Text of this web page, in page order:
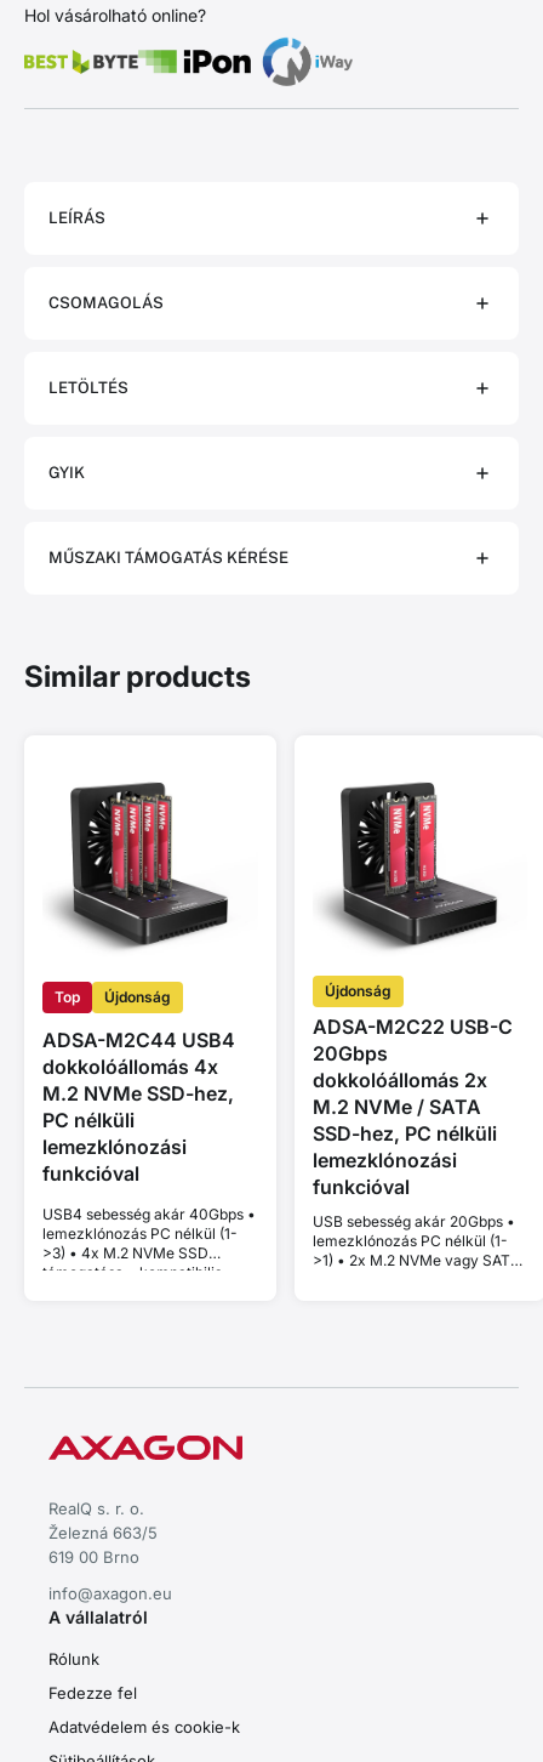
Hol vásárolható online?
LEÍRÁS
CSOMAGOLÁS
LETÖLTÉS
GYIK
MŰSZAKI TÁMOGATÁS KÉRÉSE
Similar products
Top Újdonság
ADSA-M2C44 USB4
dokkolóállomás 4x
M.2 NVMe SSD-hez,
PC nélküli
lemezklónozási
funkcióval
USB4 sebesség akár 40Gbps •
lemezklónozás PC nélkül (1-
>3) • 4x M.2 NVMe SSD
támogatása • kompatibilis
Újdonság
ADSA-M2C22 USB-C
20Gbps
dokkolóállomás 2x
M.2 NVMe / SATA
SSD-hez, PC nélküli
lemezklónozási
funkcióval
USB sebesség akár 20Gbps •
lemezklónozás PC nélkül (1-
>1) • 2x M.2 NVMe vagy SATA
RealQ s. r. o.
Železná 663/5
619 00 Brno
info@axagon.eu
A vállalatról
Rólunk
Fedezze fel
Adatvédelem és cookie-k